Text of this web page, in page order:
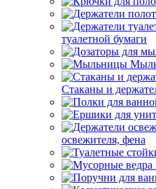
туалетной бумаги
Стаканы и
освежителя, фена